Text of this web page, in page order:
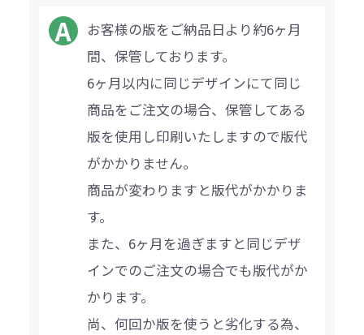
お客様の版をご納品日より約6ヶ月
間、保管しております。
6ヶ月以内に同じデザインにて同じ
商品をご注文の場合、保管してある
版を使用し印刷いたしますので版代
がかかりません。
商品が変わりますと版代がかかりま
す。
また、6ヶ月を過ぎますと同じデザ
インでのご注文の場合でも版代がか
かります。
尚、何回か版を使うと劣化する為、